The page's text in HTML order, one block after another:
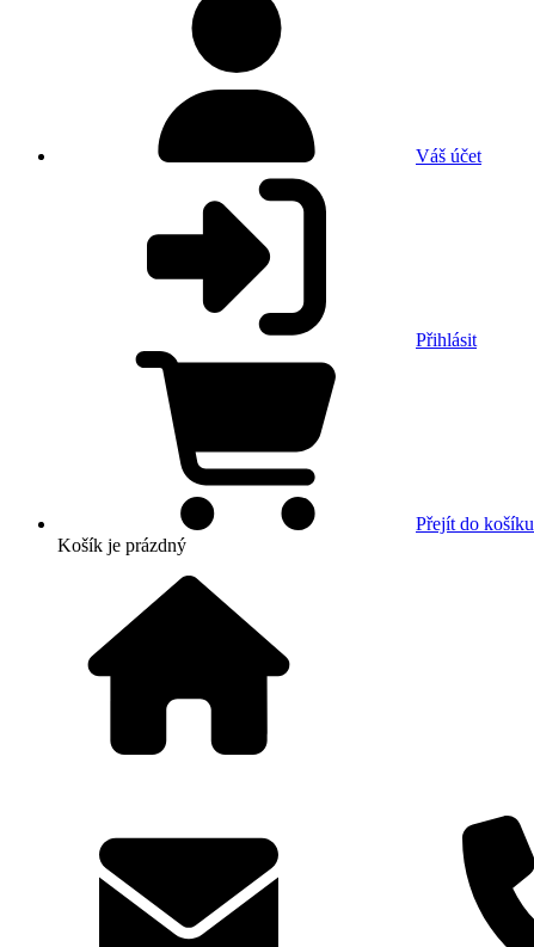
Váš účet
Přihlásit
Přejít do košíku
Košík je prázdný